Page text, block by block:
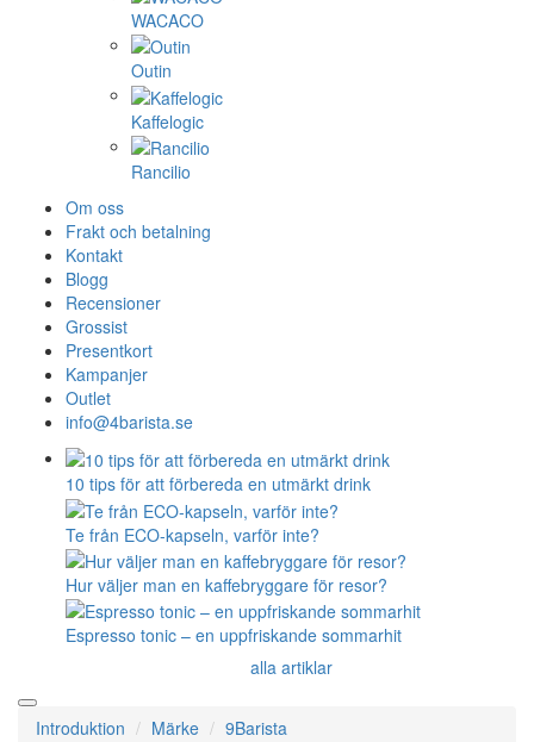
WACACO
Outin
Kaffelogic
Rancilio
Om oss
Frakt och betalning
Kontakt
Blogg
Recensioner
Grossist
Presentkort
Kampanjer
Outlet
info@4barista.se
10 tips för att förbereda en utmärkt drink
Te från ECO-kapseln, varför inte?
Hur väljer man en kaffebryggare för resor?
Espresso tonic – en uppfriskande sommarhit
alla artiklar
Introduktion Märke 9Barista